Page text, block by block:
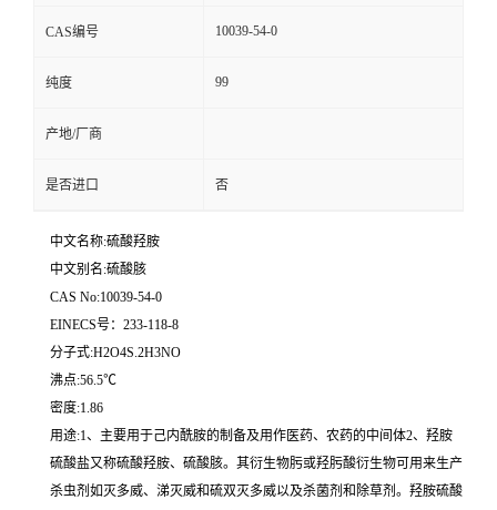
CAS编号 10039-54-0
纯度 99
产地/厂商
是否进口 否
中文名称:硫酸羟胺
中文别名:硫酸胲
CAS No:10039-54-0
EINECS号：233-118-8
分子式:H2O4S.2H3NO
沸点:56.5℃
密度:1.86
用途:1、主要用于己内酰胺的制备及用作医药、农药的中间体2、羟胺
硫酸盐又称硫酸羟胺、硫酸胲。其衍生物肟或羟肟酸衍生物可用来生产
杀虫剂如灭多威、涕灭威和硫双灭多威以及杀菌剂和除草剂。羟胺硫酸